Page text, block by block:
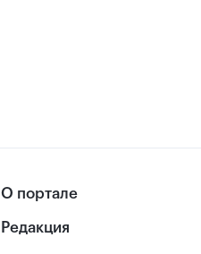
О портале
Редакция